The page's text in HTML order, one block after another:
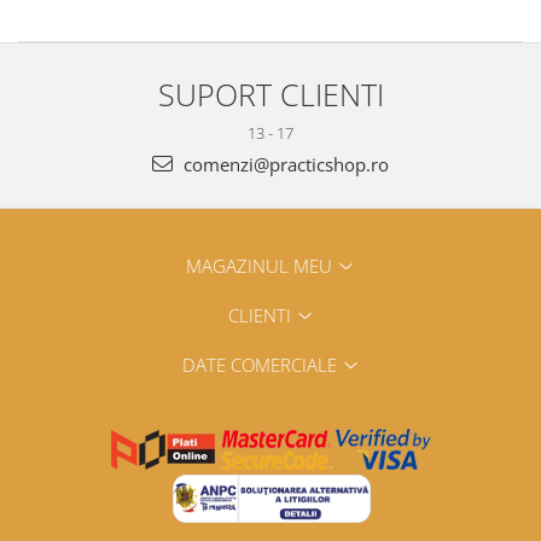
SUPORT CLIENTI
13 - 17
comenzi@practicshop.ro
MAGAZINUL MEU
CLIENTI
DATE COMERCIALE